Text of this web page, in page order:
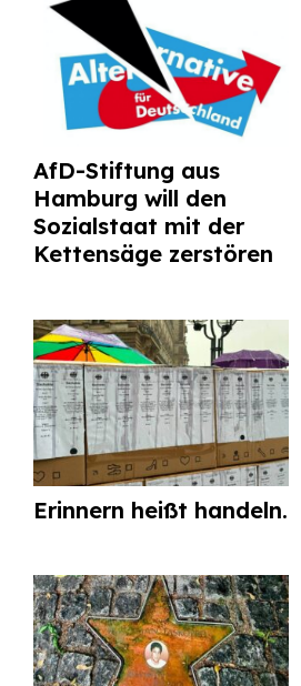
AfD-Stiftung aus
Hamburg will den
Sozialstaat mit der
Kettensäge zerstören
Erinnern heißt handeln.